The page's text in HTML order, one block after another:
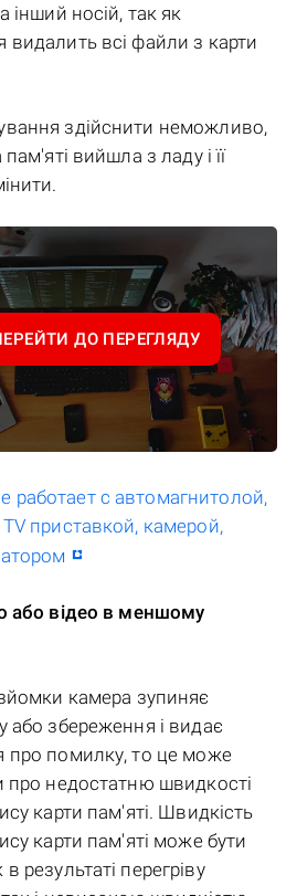
інший носій, так як
видалить всі файли з карти
здійснити неможливо,
вийшла з ладу і її
ДО ПЕРЕГЛЯДУ
работает с автомагнитолой,
приставкой, камерой,
або відео в меншому
камера зупиняє
або збереження і видає
про помилку, то це може
про недостатню швидкості
карти пам'яті. Швидкість
карти пам'яті може бути
результаті перегріву